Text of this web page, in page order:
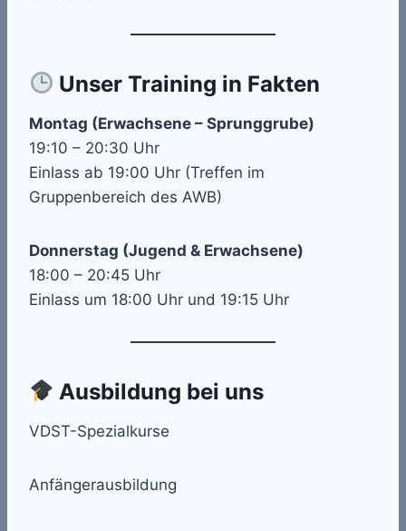
Unser Training in Fakten
Montag (Erwachsene – Sprunggrube)
19:10 – 20:30 Uhr
Einlass ab 19:00 Uhr (Treffen im
Gruppenbereich des AWB)
Donnerstag (Jugend & Erwachsene)
18:00 – 20:45 Uhr
Einlass um 18:00 Uhr und 19:15 Uhr
Ausbildung bei uns
VDST-Spezialkurse
Anfängerausbildung